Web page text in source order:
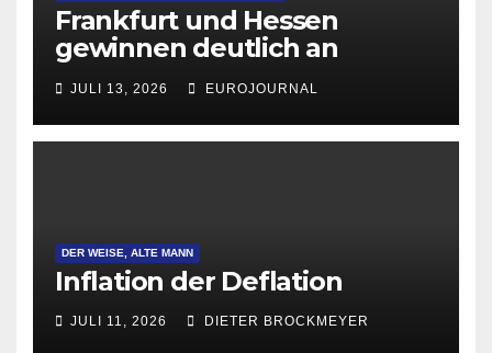
Frankfurt und Hessen
gewinnen deutlich an
Attraktivität für Startup-
Gründungen
JULI 13, 2026 EUROJOURNAL
DER WEISE, ALTE MANN
Inflation der Deflation
JULI 11, 2026 DIETER BROCKMEYER